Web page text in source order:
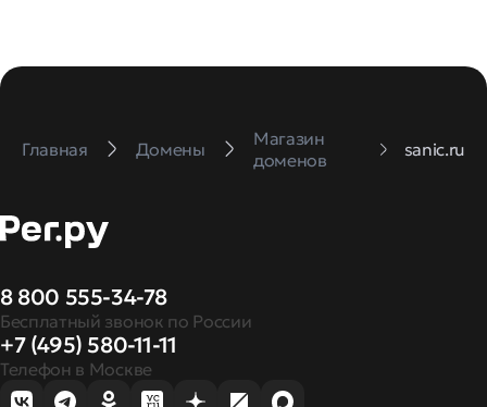
Главная Домены
Магазин
доменов
sanic.ru
8 800 555-34-78
Бесплатный звонок по России
+7 (495) 580-11-11
Телефон в Москве